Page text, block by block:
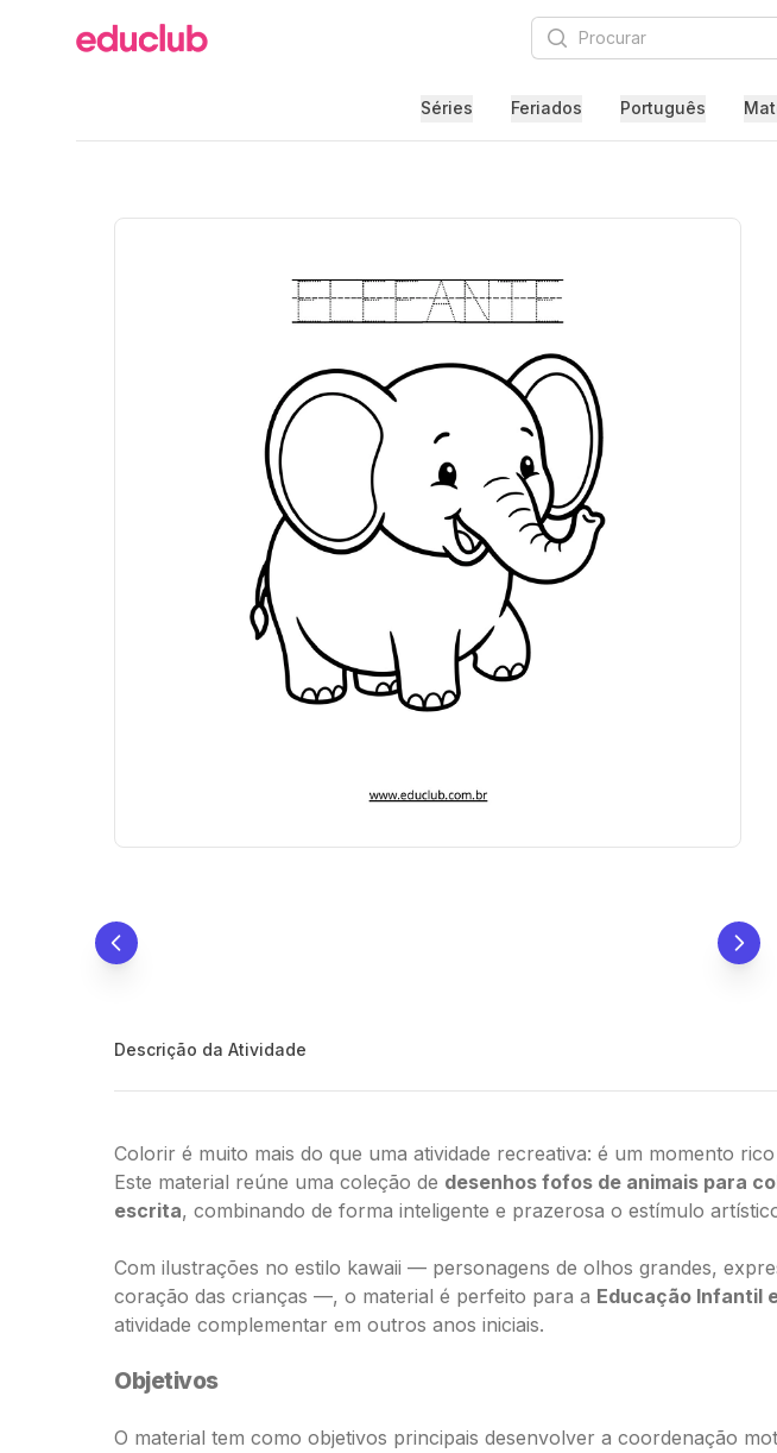
Educlub Procurar
Séries Feriados Português
Descrição da Atividade
Colorir é muito mais do que uma atividade recreativa: é um momento
Este material reúne uma coleção de desenhos fofos de animais para
escrita, combinando de forma inteligente e prazerosa o estímulo
Com ilustrações no estilo kawaii — personagens de olhos grandes,
coração das crianças —, o material é perfeito para a Educação Infantil
atividade complementar em outros anos iniciais.
Objetivos
O material tem como objetivos principais desenvolver a coordenação